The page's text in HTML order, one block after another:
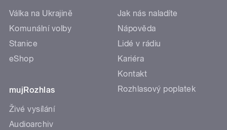
Válka na Ukrajině
Komunální volby
Stanice
eShop
mujRozhlas
Živé vysílání
Audioarchiv
Jak nás naladíte
Nápověda
Lidé v rádiu
Kariéra
Kontakt
Rozhlasový poplatek